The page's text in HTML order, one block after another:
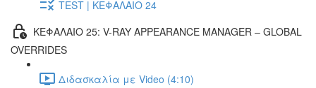
TEST | ΚΕΦΑΛΑΙΟ 24
ΚΕΦΑΛΑΙΟ 25: V-RAY APPEARANCE MANAGER – GLOBAL
OVERRIDES
Διδασκαλία με Video (4:10)